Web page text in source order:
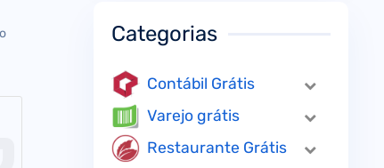
Categorias
Contábil Grátis
Varejo grátis
Restaurante Grátis